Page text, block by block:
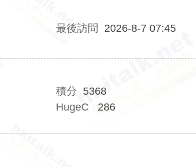
最後訪問 2026-8-7 07:45
積分 5368
HugeC 286